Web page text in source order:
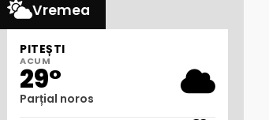
Vremea
PITEȘTI
ACUM
29°
Parțial noros